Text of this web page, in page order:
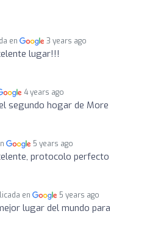
en 3 years ago
lugar!!!
4 years ago
segundo hogar de More
5 years ago
protocolo perfecto
en 5 years ago
lugar del mundo para